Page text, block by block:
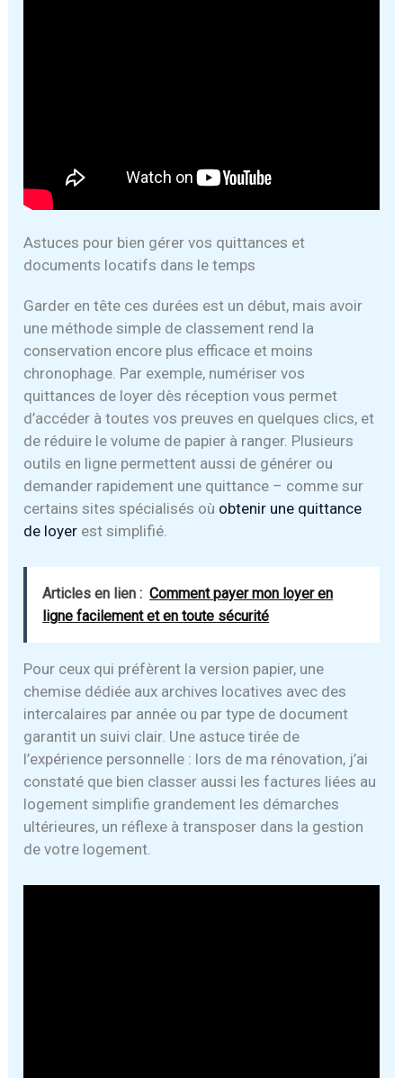
Astuces pour bien gérer vos quittances et
documents locatifs dans le temps
Garder en tête ces durées est un début, mais avoir
une méthode simple de classement rend la
conservation encore plus efficace et moins
chronophage. Par exemple, numériser vos
quittances de loyer dès réception vous permet
d’accéder à toutes vos preuves en quelques clics, et
de réduire le volume de papier à ranger. Plusieurs
outils en ligne permettent aussi de générer ou
demander rapidement une quittance – comme sur
certains sites spécialisés où obtenir une quittance
de loyer est simplifié.
Articles en lien : Comment payer mon loyer en
ligne facilement et en toute sécurité
Pour ceux qui préfèrent la version papier, une
chemise dédiée aux archives locatives avec des
intercalaires par année ou par type de document
garantit un suivi clair. Une astuce tirée de
l’expérience personnelle : lors de ma rénovation, j’ai
constaté que bien classer aussi les factures liées au
logement simplifie grandement les démarches
ultérieures, un réflexe à transposer dans la gestion
de votre logement.